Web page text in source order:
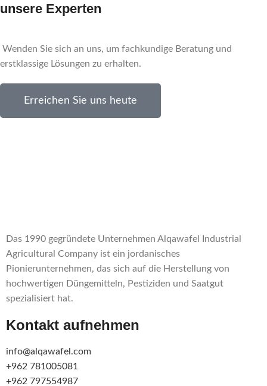
unsere Experten
Wenden Sie sich an uns, um fachkundige Beratung und
erstklassige Lösungen zu erhalten.
Erreichen Sie uns heute
Das 1990 gegründete Unternehmen Alqawafel Industrial
Agricultural Company ist ein jordanisches
Pionierunternehmen, das sich auf die Herstellung von
hochwertigen Düngemitteln, Pestiziden und Saatgut
spezialisiert hat.
Kontakt aufnehmen
info@alqawafel.com
+962 781005081
+962 797554987